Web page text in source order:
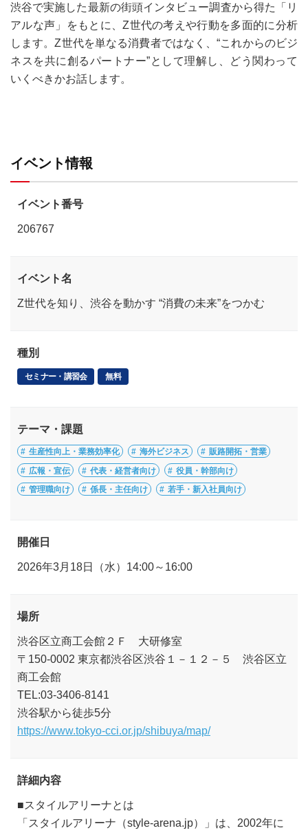
渋谷で実施した最新の街頭インタビュー調査から得た「リ
アルな声」をもとに、Z世代の考えや行動を多面的に分析
します。Z世代を単なる消費者ではなく、“これからのビジ
ネスを共に創るパートナー”として理解し、どう関わって
いくべきかお話します。
イベント情報
イベント番号
206767
イベント名
Z世代を知り、渋谷を動かす “消費の未来”をつかむ
種別
セミナー・講習会 無料
テーマ・課題
生産性向上・業務効率化 海外ビジネス 販路開拓・営業
広報・宣伝 代表・経営者向け 役員・幹部向け
管理職向け 係長・主任向け 若手・新入社員向け
開催日
2026年3月18日（水）14:00～16:00
場所
渋谷区立商工会館２Ｆ 大研修室
〒150-0002 東京都渋谷区渋谷１－１２－５ 渋谷区立
商工会館
TEL:03-3406-8141
渋谷駅から徒歩5分
https://www.tokyo-cci.or.jp/shibuya/map/
詳細内容
■スタイルアリーナとは
「スタイルアリーナ（style-arena.jp）」は、2002年に